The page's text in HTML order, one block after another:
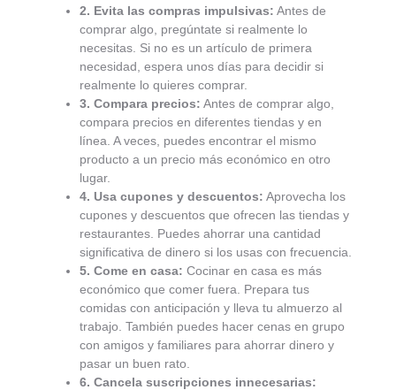
2. Evita las compras impulsivas: Antes de
comprar algo, pregúntate si realmente lo
necesitas. Si no es un artículo de primera
necesidad, espera unos días para decidir si
realmente lo quieres comprar.
3. Compara precios: Antes de comprar algo,
compara precios en diferentes tiendas y en
línea. A veces, puedes encontrar el mismo
producto a un precio más económico en otro
lugar.
4. Usa cupones y descuentos: Aprovecha los
cupones y descuentos que ofrecen las tiendas y
restaurantes. Puedes ahorrar una cantidad
significativa de dinero si los usas con frecuencia.
5. Come en casa: Cocinar en casa es más
económico que comer fuera. Prepara tus
comidas con anticipación y lleva tu almuerzo al
trabajo. También puedes hacer cenas en grupo
con amigos y familiares para ahorrar dinero y
pasar un buen rato.
6. Cancela suscripciones innecesarias: